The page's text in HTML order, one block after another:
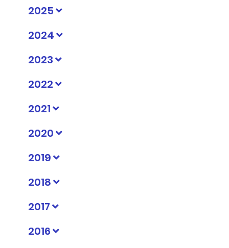
2025
2024
2023
2022
2021
2020
2019
2018
2017
2016